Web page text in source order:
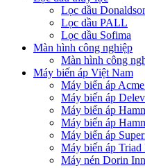
Lọc dầu
Lọc dầu PALL
Lọc dầu Sofima
Màn hình công nghiệp
Màn hình công
Máy biến áp Việt Nam
Máy biến áp
Máy biến áp
Máy biến áp
Máy biến áp
Máy biến áp
Máy biến áp Triad
Máy nén Dorin